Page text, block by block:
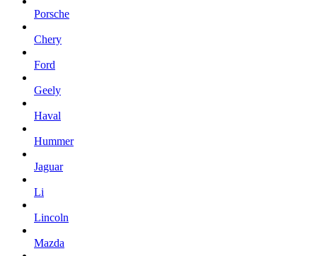
Porsche
Chery
Ford
Geely
Haval
Hummer
Jaguar
Li
Lincoln
Mazda